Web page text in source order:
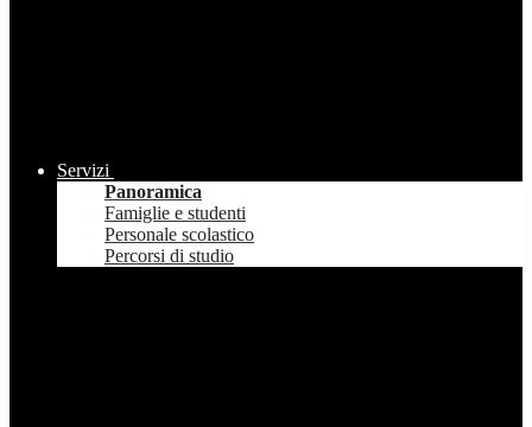
Servizi
Panoramica
Famiglie e studenti
Personale scolastico
Percorsi di studio